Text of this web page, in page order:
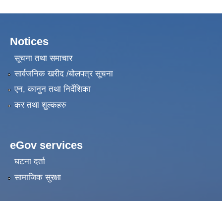
Notices
सूचना तथा समाचार
सार्वजनिक खरीद /बोलपत्र सूचना
एन, कानुन तथा निर्देशिका
कर तथा शुल्कहरु
eGov services
घटना दर्ता
सामाजिक सुरक्षा